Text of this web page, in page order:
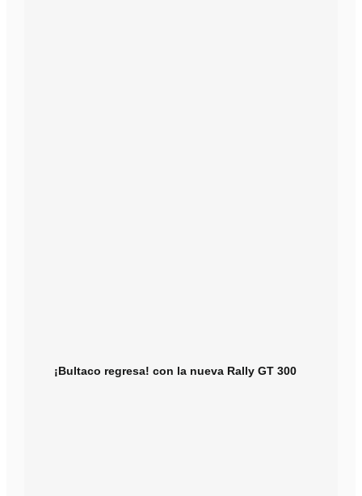
¡Bultaco regresa! con la nueva Rally GT 300